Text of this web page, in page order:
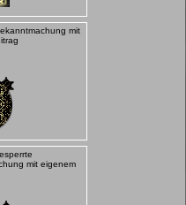
mit
mit eigenem